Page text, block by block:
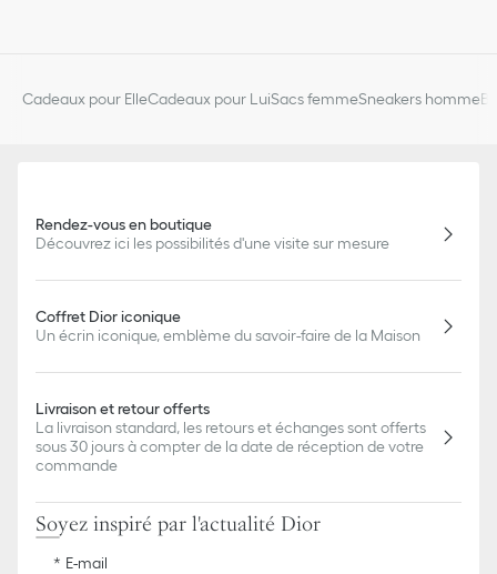
Cadeaux pour ElleCadeaux pour LuiSacs femmeSneakers homme
Rendez-vous en boutique
Découvrez ici les possibilités d'une visite sur mesure
Coffret Dior iconique
Un écrin iconique, emblème du savoir-faire de la Maison
Livraison et retour offerts
La livraison standard, les retours et échanges sont offerts
sous 30 jours à compter de la date de réception de votre
commande
Soyez inspiré par l'actualité Dior
E-mail